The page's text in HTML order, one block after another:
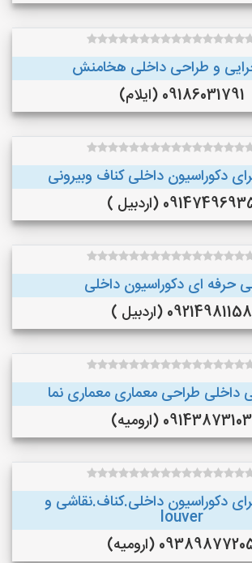
و طراحی داخلی هخامنش
09186031791 (ایلام)
دکوراسیون داخلی کناف وبیرونی
(اردبیل )
حرفه ای دکوراسیون داخلی
09214981158 (اردبیل )
داخلی طراحی معماری معماری نما
09143873103 (ارومیه)
دکوراسیون داخلی.کناف.نقاشی و
louver
(ارومیه)